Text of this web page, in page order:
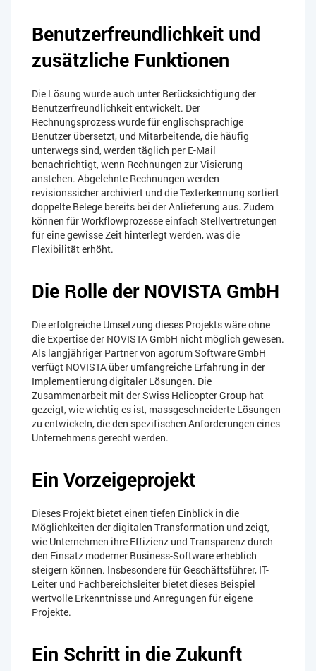
Benutzerfreundlichkeit und
zusätzliche Funktionen
Die Lösung wurde auch unter Berücksichtigung der
Benutzerfreundlichkeit entwickelt. Der
Rechnungsprozess wurde für englischsprachige
Benutzer übersetzt, und Mitarbeitende, die häufig
unterwegs sind, werden täglich per E-Mail
benachrichtigt, wenn Rechnungen zur Visierung
anstehen. Abgelehnte Rechnungen werden
revisionssicher archiviert und die Texterkennung sortiert
doppelte Belege bereits bei der Anlieferung aus. Zudem
können für Workflowprozesse einfach Stellvertretungen
für eine gewisse Zeit hinterlegt werden, was die
Flexibilität erhöht.
Die Rolle der NOVISTA GmbH
Die erfolgreiche Umsetzung dieses Projekts wäre ohne
die Expertise der NOVISTA GmbH nicht möglich gewesen.
Als langjähriger Partner von agorum Software GmbH
verfügt NOVISTA über umfangreiche Erfahrung in der
Implementierung digitaler Lösungen. Die
Zusammenarbeit mit der Swiss Helicopter Group hat
gezeigt, wie wichtig es ist, massgeschneiderte Lösungen
zu entwickeln, die den spezifischen Anforderungen eines
Unternehmens gerecht werden.
Ein Vorzeigeprojekt
Dieses Projekt bietet einen tiefen Einblick in die
Möglichkeiten der digitalen Transformation und zeigt,
wie Unternehmen ihre Effizienz und Transparenz durch
den Einsatz moderner Business-Software erheblich
steigern können. Insbesondere für Geschäftsführer, IT-
Leiter und Fachbereichsleiter bietet dieses Beispiel
wertvolle Erkenntnisse und Anregungen für eigene
Projekte.
Ein Schritt in die Zukunft